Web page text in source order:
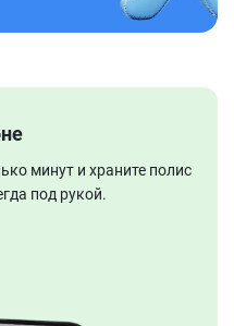
минут и храните полис
под рукой.